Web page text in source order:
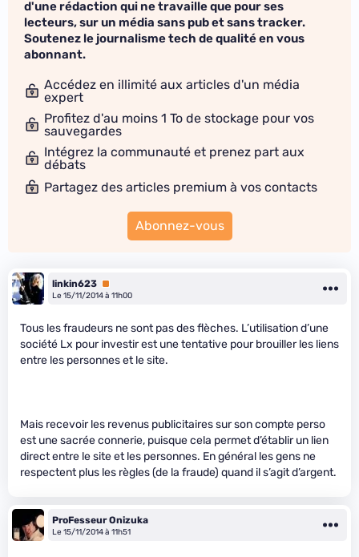
d'une rédaction qui ne travaille que pour ses
lecteurs, sur un média sans pub et sans tracker.
Soutenez le journalisme tech de qualité en vous
abonnant.
Accédez en illimité aux articles d'un média
expert
Profitez d'au moins 1 To de stockage pour vos
sauvegardes
Intégrez la communauté et prenez part aux
débats
Partagez des articles premium à vos contacts
Abonnez-vous
linkin623 Premium
Le 15/11/2014 à 11h00
Tous les fraudeurs ne sont pas des flèches. L’utilisation d’une
société Lx pour investir est une tentative pour brouiller les liens
entre les personnes et le site.
Mais recevoir les revenus publicitaires sur son compte perso
est une sacrée connerie, puisque cela permet d’établir un lien
direct entre le site et les personnes. En général les gens ne
respectent plus les règles (de la fraude) quand il s’agit d’argent.
ProFesseur Onizuka
Le 15/11/2014 à 11h51